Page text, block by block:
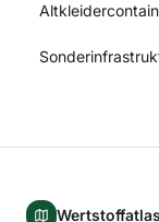
Wertstoffatlas